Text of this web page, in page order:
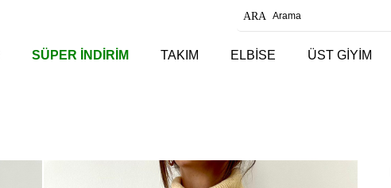
SÜPER İNDİRİM TAKIM ELBİSE ÜST GİYİM